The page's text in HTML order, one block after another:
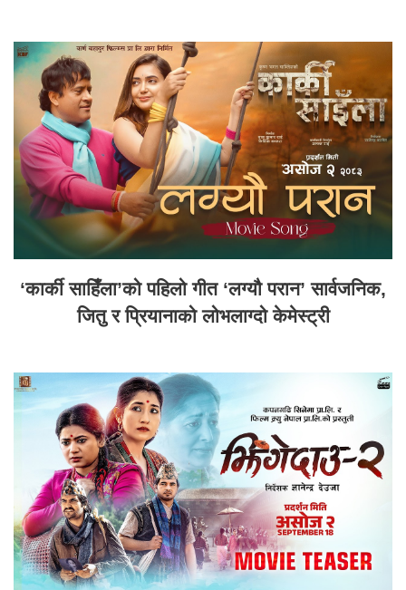
‘कार्की साहिँला’को पहिलो गीत ‘लग्यौ परान’ सार्वजनिक,
जितु र प्रियानाको लोभलाग्दो केमेस्ट्री